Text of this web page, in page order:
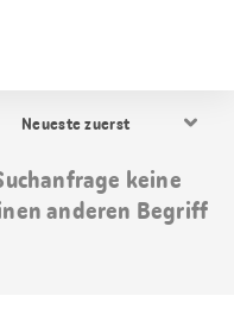
Sortierung
keine
anderen Begriff